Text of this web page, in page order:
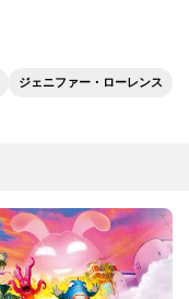
ジェニファー・ローレンス